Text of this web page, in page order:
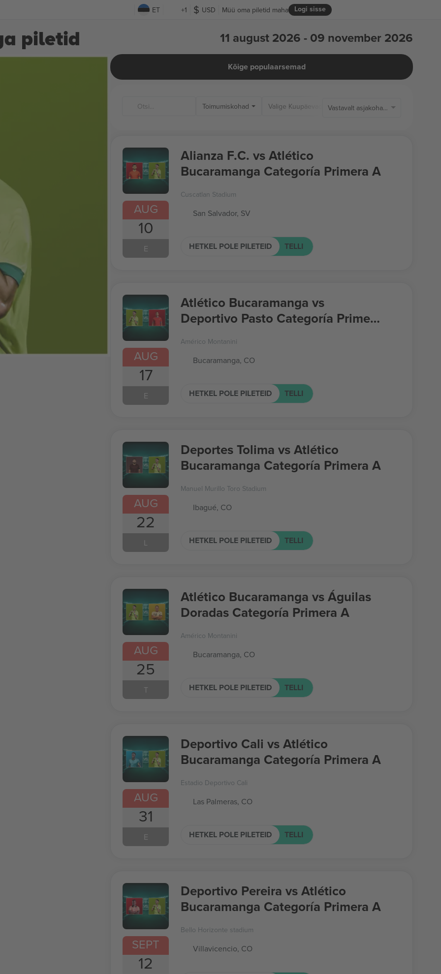
ET +1 USD Logi sisse
Müü oma piletid maha
piletid 11 august 2026 - 09 november 2026
Kõige populaarsemad
Toimumiskohad Ainult
Vastavalt asjakohasusele
AUG
10
E
Alianza F.C. vs Atlético
Bucaramanga Categoría Primera A
Cuscatlan Stadium
San Salvador, SV
HETKEL POLE PILETEID TELLI
AUG
17
E
Atlético Bucaramanga vs
Deportivo Pasto Categoría Primera
A
Américo Montanini
Bucaramanga, CO
HETKEL POLE PILETEID TELLI
AUG
22
L
Deportes Tolima vs Atlético
Bucaramanga Categoría Primera A
Manuel Murillo Toro Stadium
Ibagué, CO
HETKEL POLE PILETEID TELLI
AUG
25
T
Atlético Bucaramanga vs Águilas
Doradas Categoría Primera A
Américo Montanini
Bucaramanga, CO
HETKEL POLE PILETEID TELLI
AUG
31
E
Deportivo Cali vs Atlético
Bucaramanga Categoría Primera A
Estadio Deportivo Cali
Las Palmeras, CO
HETKEL POLE PILETEID TELLI
SEPT
12
Deportivo Pereira vs Atlético
Bucaramanga Categoría Primera A
Bello Horizonte stadium
Villavicencio, CO